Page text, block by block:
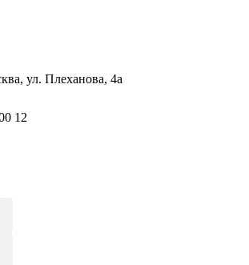
ул. Плеханова, 4а
12